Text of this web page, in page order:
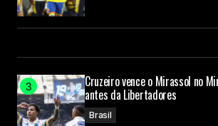
Cruzeiro vence o Mirassol no
antes da Libertadores
Brasil